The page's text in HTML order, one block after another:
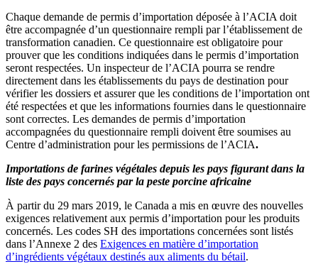
Chaque demande de permis d’importation déposée à l’ACIA doit
être accompagnée d’un questionnaire rempli par l’établissement de
transformation canadien. Ce questionnaire est obligatoire pour
prouver que les conditions indiquées dans le permis d’importation
seront respectées. Un inspecteur de l’ACIA pourra se rendre
directement dans les établissements du pays de destination pour
vérifier les dossiers et assurer que les conditions de l’importation ont
été respectées et que les informations fournies dans le questionnaire
sont correctes. Les demandes de permis d’importation
accompagnées du questionnaire rempli doivent être soumises au
Centre d’administration pour les permissions de l’ACIA.
Importations de farines végétales depuis les pays figurant dans la
liste des pays concernés par la peste porcine africaine
À partir du 29 mars 2019, le Canada a mis en œuvre des nouvelles
exigences relativement aux permis d’importation pour les produits
concernés. Les codes SH des importations concernées sont listés
dans l’Annexe 2 des Exigences en matière d’importation
d’ingrédients végétaux destinés aux aliments du bétail.